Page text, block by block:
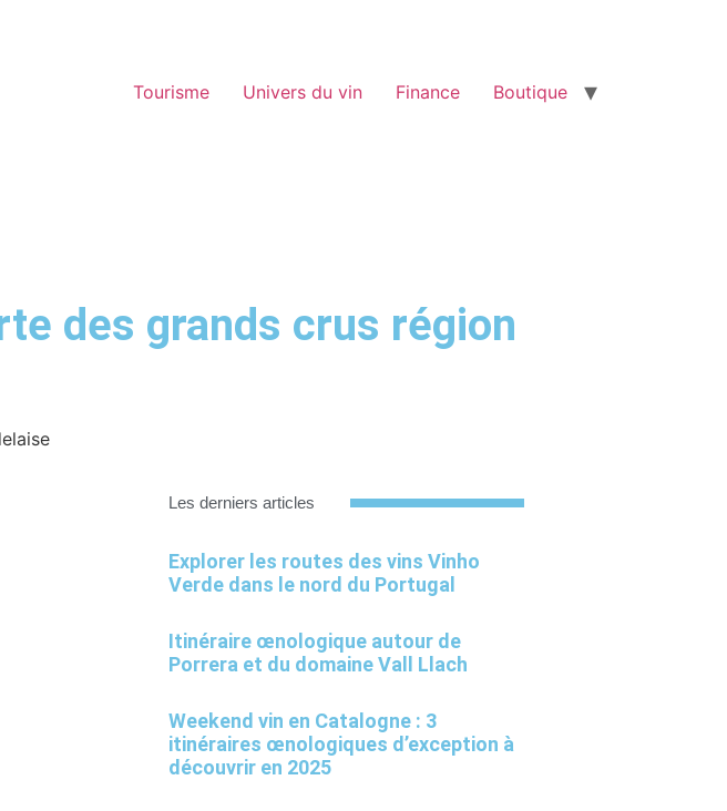
Tourisme Univers du vin Finance Boutique
des grands crus région
Les derniers articles
Explorer les routes des vins Vinho
Verde dans le nord du Portugal
Itinéraire œnologique autour de
Porrera et du domaine Vall Llach
Weekend vin en Catalogne : 3
itinéraires œnologiques d’exception à
découvrir en 2025